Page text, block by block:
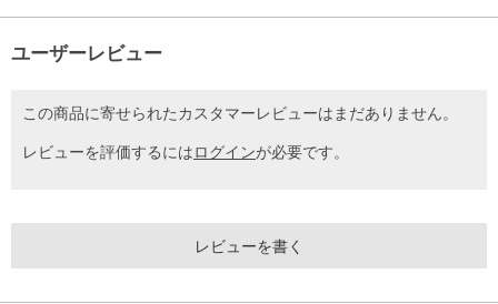
ユーザーレビュー
この商品に寄せられたカスタマーレビューはまだありません。
レビューを評価するにはログインが必要です。
レビューを書く